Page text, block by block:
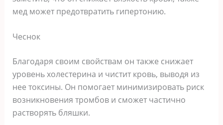
мед может предотвратить гипертонию.
Чеснок
Благодаря своим свойствам он также снижает
уровень холестерина и чистит кровь, выводя из
нее токсины. Он помогает минимизировать риск
возникновения тромбов и сможет частично
растворять бляшки.